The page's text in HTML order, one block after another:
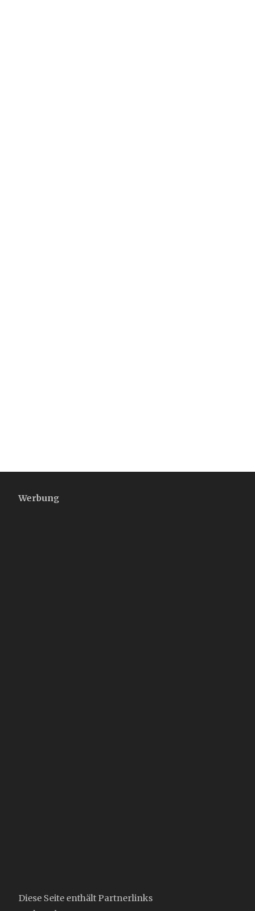
Werbung
Diese Seite enthält Partnerlinks